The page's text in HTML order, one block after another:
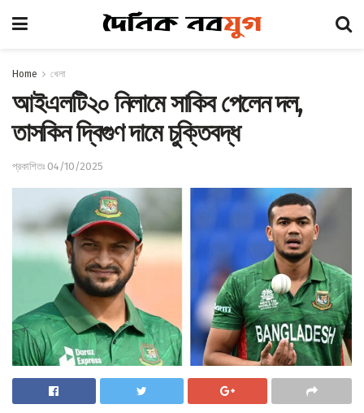
Home খেলা
আইএলটি২০ নিলামে সাকিব পেলেন দল,
তাসকিন দ্বিগুণ দামে চুক্তিবদ্ধ
প্রকাশিতঃ 04/10/2025